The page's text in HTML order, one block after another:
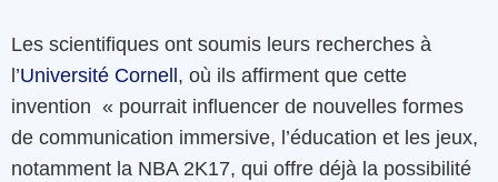
Les scientifiques ont soumis leurs recherches à
l’Université Cornell , où ils affirment que cette
invention « pourrait influencer de nouvelles formes
de communication immersive, l’éducation et les jeux,
notamment la NBA 2K17, qui offre déjà la possibilité